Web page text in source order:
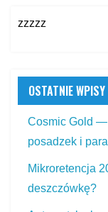
zzzzz
OSTATNIE WPISY
Cosmic Gold —
posadzek i
Mikroretencja
deszczówkę?